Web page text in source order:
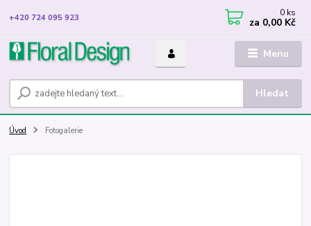
Menu
Hledat
+420 724 095 923 0 ks
za 0,00 Kč
Úvod Fotogalerie